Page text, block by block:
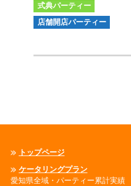
式典パーティー
店舗開店パーティー
トップページ
ケータリングプラン
愛知県全域・パーティー累計実績